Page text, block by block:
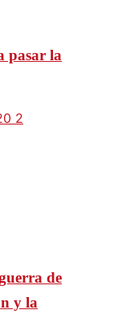
pasar la
2
de
y la